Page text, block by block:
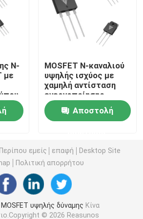
τάσης
τάσης
Schottky
ισχύος
N-
με
MOSFET N-καναλιού
υψηλής ισχύος με
χαμηλή αντίσταση
ενεργοποίησης
υψηλής συχνότητας
και υψηλή απόδοση
για βιομηχανικές
Αποστολή
Περίπου εμείς επαφή
Desktop Site
Πολιτική απορρήτου
MOSFET υψηλής δύναμης Κίνα
© 2026 Reasunos